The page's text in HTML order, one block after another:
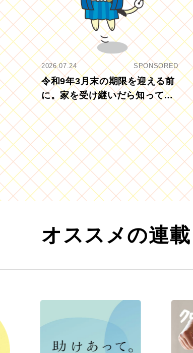
2026.07.24 SPONSORED
令和9年3月末の期限を迎える前
に。家を受け継いだら知ってお
きたい「相続登記の義務化」
オススメの連載